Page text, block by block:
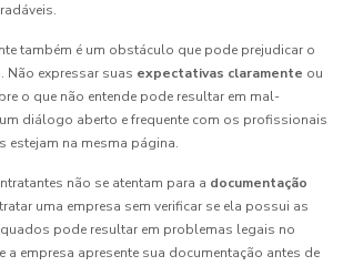
também é um obstáculo que pode prejudicar o
Não expressar suas expectativas claramente ou
o que não entende pode resultar em mal-
diálogo aberto e frequente com os profissionais
estejam na mesma página.
não se atentam para a documentação
uma empresa sem verificar se ela possui as
pode resultar em problemas legais no
a empresa apresente sua documentação antes de